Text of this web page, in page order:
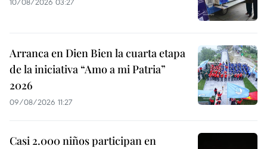
Arranca en Dien Bien la cuarta etapa
de la iniciativa “Amo a mi Patria”
2026
09/08/2026 11:27
Casi 2.000 niños participan en